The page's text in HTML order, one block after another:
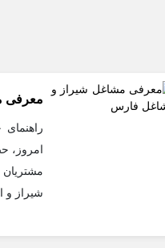
معرفی
امروز،
شیراز